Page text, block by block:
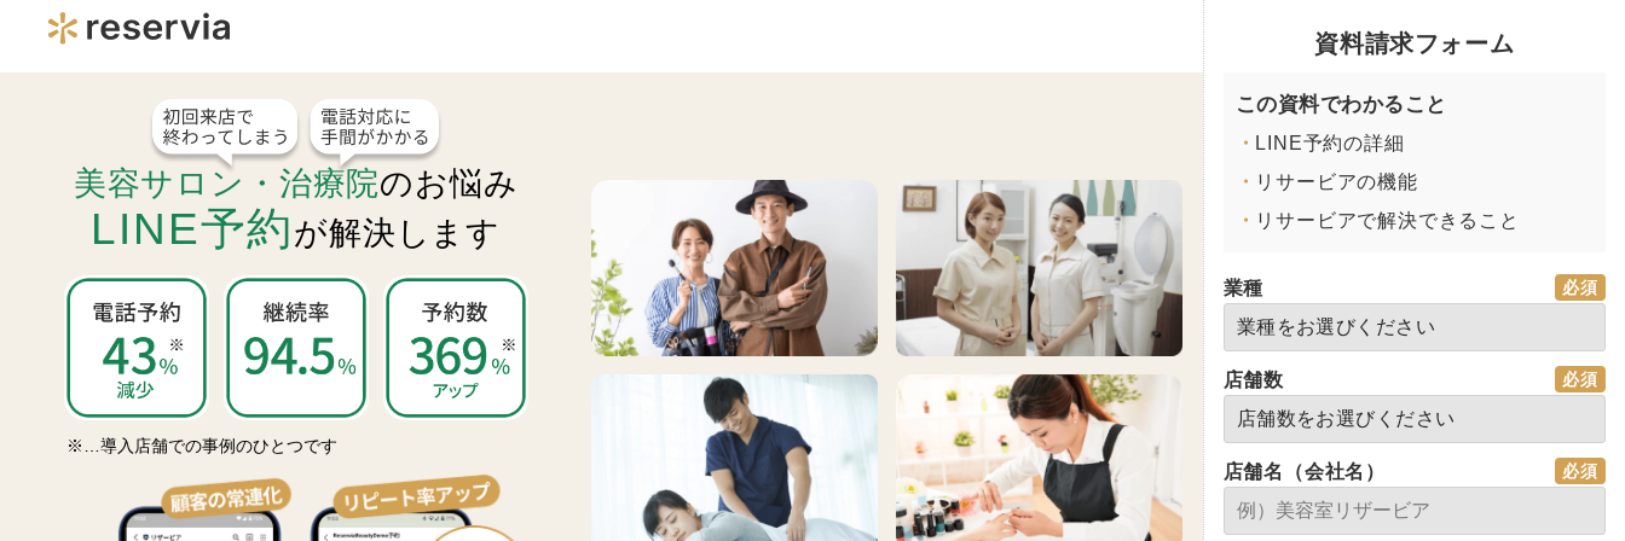
美容サロン・治療院のお悩み
LINE予約が解決します
※…導入店舗での事例のひとつです
資料請求フォーム
この資料でわかること
・ LINE予約の詳細
・ リサービアの機能
・ リサービアで解決できること
業種
店舗数
店舗名（会社名）